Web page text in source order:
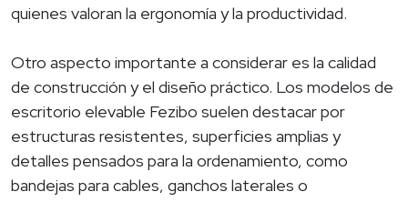
quienes valoran la ergonomía y la productividad.
Otro aspecto importante a considerar es la calidad
de construcción y el diseño práctico. Los modelos de
escritorio elevable Fezibo suelen destacar por
estructuras resistentes, superficies amplias y
detalles pensados para la ordenamiento, como
bandejas para cables, ganchos laterales o